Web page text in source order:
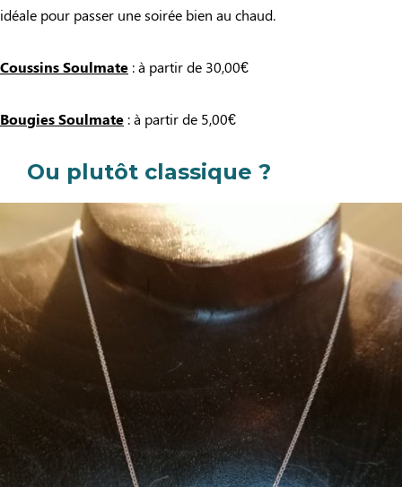
idéale pour passer une soirée bien au chaud.
Coussins Soulmate : à partir de 30,00€
Bougies Soulmate : à partir de 5,00€
Ou plutôt classique ?